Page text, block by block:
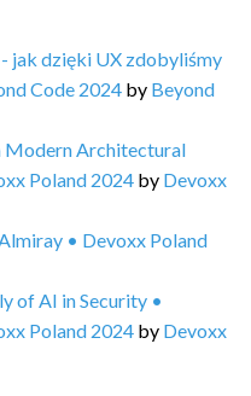
jak dzięki UX zdobyliśmy
Code 2024 by Beyond
Modern Architectural
Poland 2024 by Devoxx
• Devoxx Poland
of AI in Security •
Poland 2024 by Devoxx